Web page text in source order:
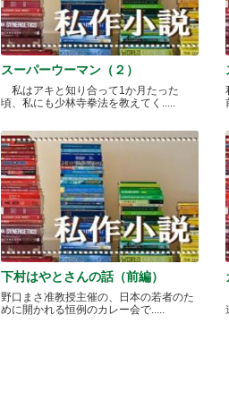
スーパーウーマン（２）
私はアキと知り合って1か月たった
頃、私にも少林寺拳法を教えてく.....
下村はやとさんの話（前編）
野口まさ准教授主催の、日本の若者のた
めに開かれる恒例のカレー会で.....